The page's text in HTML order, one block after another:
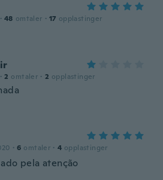
· 48 omtaler · 17 opplastinger
· 2 omtaler · 2 opplastinger
· 6 omtaler · 4 opplastinger
pela atenção